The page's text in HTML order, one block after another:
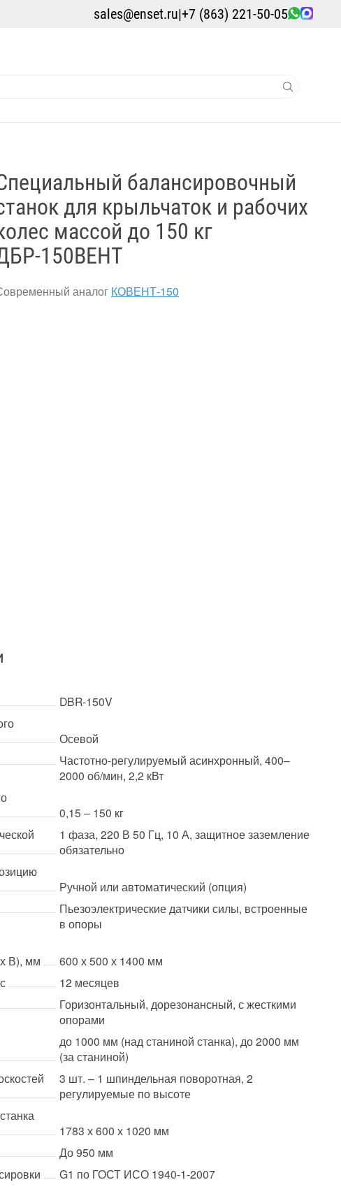
sales@enset.ru|+7 (863) 221-50-05
балансировочный
для крыльчаток и рабочих
массой до 150 кг
150ВЕНТ
аналог КОВЕНТ-150
DBR-150V
Осевой
Частотно-регулируемый асинхронный, 400–
2000 об/мин, 2,2 кВт
0,15 – 150 кг
1 фаза, 220 В 50 Гц, 10 А, защитное заземление
обязательно
Ручной или автоматический (опция)
Пьезоэлектрические датчики силы, встроенные
в опоры
В), мм
600 х 500 х 1400 мм
12 месяцев
Горизонтальный, дорезонансный, с жесткими
опорами
до 1000 мм (над станиной станка), до 2000 мм
(за станиной)
3 шт. – 1 шпиндельная поворотная, 2
регулируемые по высоте
1783 х 600 х 1020 мм
До 950 мм
G1 по ГОСТ ИСО 1940-1-2007